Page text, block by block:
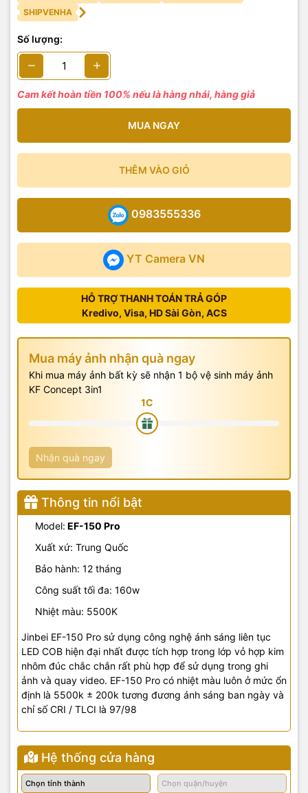
SHIPVENHA
Số lượng:
Cam kết hoàn tiền 100% nếu là hàng nhái, hàng giả
MUA NGAY
THÊM VÀO GIỎ
YT Camera VN
0983555336
HỖ TRỢ THANH TOÁN TRẢ GÓP
Kredivo, Visa, HD Sài Gòn, ACS
Mua máy ảnh nhận quà ngay
Khi mua máy ảnh bất kỳ sẽ nhận 1 bộ vệ sinh máy ảnh
KF Concept 3in1
Nhận quà ngay
Thông tin nổi bật
Model: EF-150 Pro
Xuất xứ: Trung Quốc
Bảo hành: 12 tháng
Công suất tối đa: 160w
Nhiệt màu: 5500K
Jinbei EF-150 Pro sử dụng công nghệ ánh sáng liên tục
LED COB hiện đại nhất được tích hợp trong lớp vỏ hợp kim
nhôm đúc chắc chắn rất phù hợp để sử dụng trong ghi
ảnh và quay video. EF-150 Pro có nhiệt màu luôn ở mức ổn
định là 5500k ± 200k tương đương ánh sáng ban ngày và
chỉ số CRI / TLCI là 97/98
Hệ thống cửa hàng